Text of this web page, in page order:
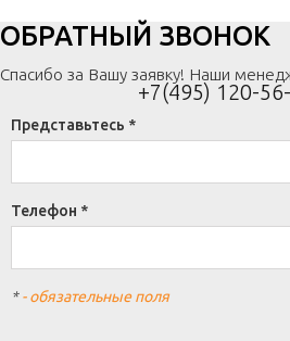
+7(495) 120-
ОБРАТНЫЙ ЗВОНОК
Спасибо за Вашу заявку! Наши
Представьтесь *
Телефон *
*- обязательные поля